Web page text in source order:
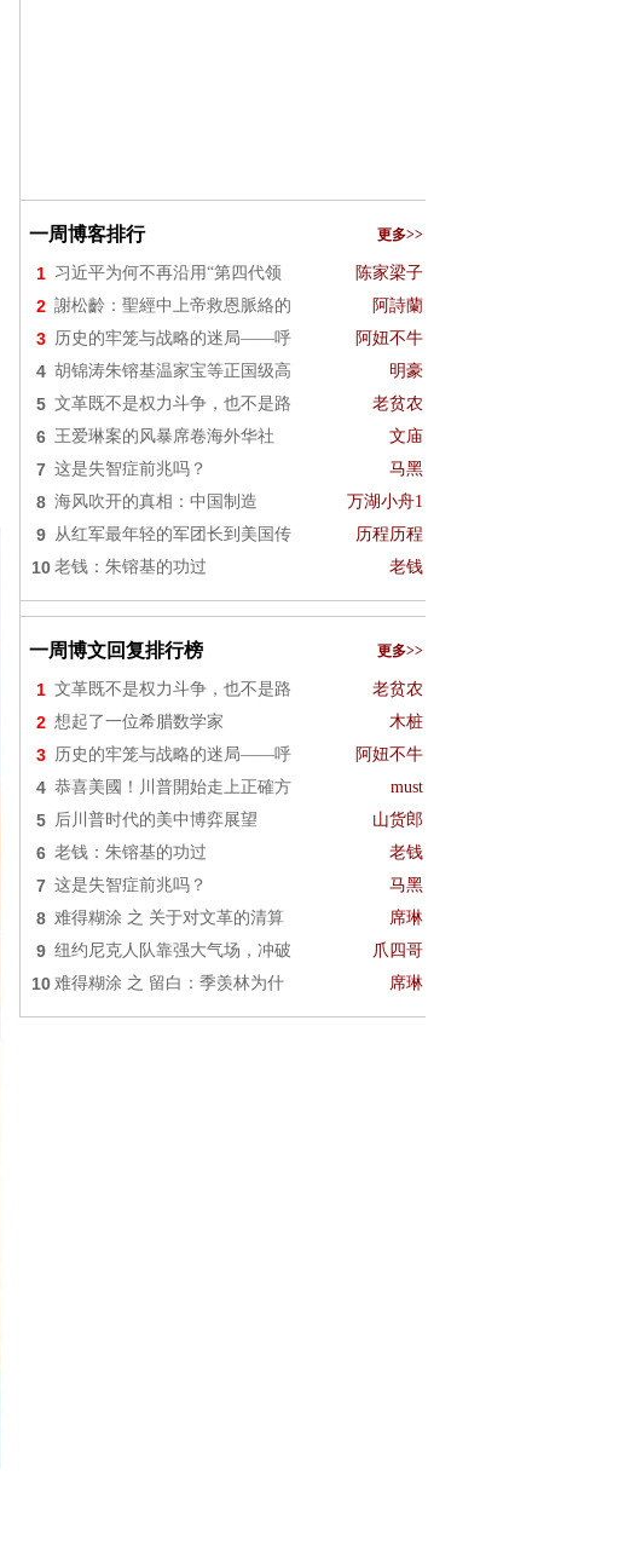
一周博客排行 更多>>
1 习近平为何不再沿用“第四代领 陈家梁子
2 謝松齡：聖經中上帝救恩脈絡的 阿詩蘭
3 历史的牢笼与战略的迷局——呼 阿妞不牛
4 胡锦涛朱镕基温家宝等正国级高 明豪
5 文革既不是权力斗争，也不是路 老贫农
6 王爱琳案的风暴席卷海外华社 文庙
7 这是失智症前兆吗？ 马黑
8 海风吹开的真相：中国制造 万湖小舟1
9 从红军最年轻的军团长到美国传 历程历程
10 老钱：朱镕基的功过 老钱
一周博文回复排行榜 更多>>
1 文革既不是权力斗争，也不是路 老贫农
2 想起了一位希腊数学家 木桩
3 历史的牢笼与战略的迷局——呼 阿妞不牛
4 恭喜美國！川普開始走上正確方 must
5 后川普时代的美中博弈展望 山货郎
6 老钱：朱镕基的功过 老钱
7 这是失智症前兆吗？ 马黑
8 难得糊涂 之 关于对文革的清算 席琳
9 纽约尼克人队靠强大气场，冲破 爪四哥
10 难得糊涂 之 留白：季羡林为什 席琳